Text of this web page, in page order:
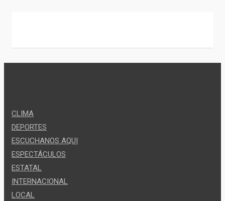
CLIMA
DEPORTES
ESCUCHANOS AQUI
ESPECTÁCULOS
ESTATAL
INTERNACIONAL
LOCAL